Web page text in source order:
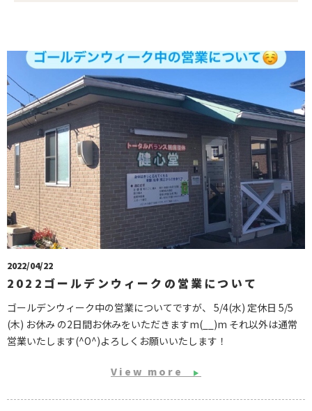
2022/04/22
2022ゴールデンウィークの営業について
ゴールデンウィーク中の営業についてですが、 5/4(水) 定休日 5/5
(木) お休み の2日間お休みをいただきますm(__)m それ以外は通常
営業いたします(^O^)よろしくお願いいたします！
View more ▶